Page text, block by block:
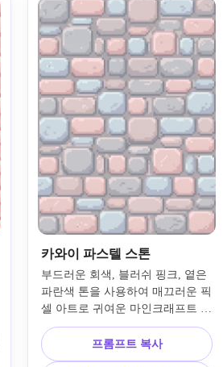
카와이 파스텔 스톤
부드러운 회색, 블러쉬 핑크, 옅은
파란색 톤을 사용하여 매끄러운 픽
셀 아트로 귀여운 마인크래프트 스
톤 텍스처를 만드세요. 정사각형
픽셀 구조, 가벼운 텍스처 변형, 부
드러운 대비, 매력적인 아늑한 게
프롬프트 복사